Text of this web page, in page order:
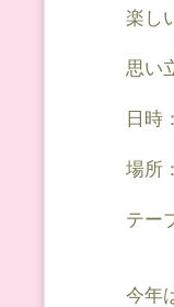
楽し
思い
日時
場所
テー
今年